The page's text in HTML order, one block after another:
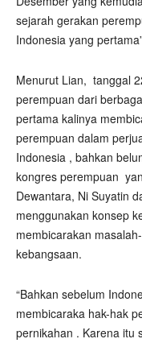
sejarah gerakan
Indonesia yang
Menurut Lian, tanggal
perempuan dari
pertama kalinya
perempuan dalam
Indonesia , bahkan
kongres perempuan
Dewantara, Ni Suyatin
menggunakan konsep
membicarakan
kebangsaan.
“Bahkan sebelum
membicaraka hak-hak
pernikahan . Karena itu